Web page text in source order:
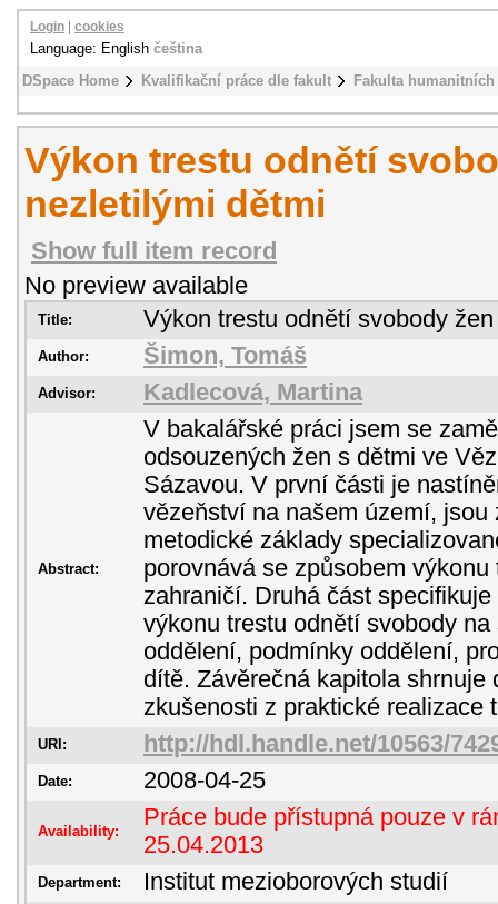
DSpace Home Kvalifikační práce dle fakult Fakulta
Login cookies
Language: English čeština
Výkon trestu odnětí
nezletilými dětmi
Show full item record
No preview available
Title: Výkon trestu odnětí svobody
Author: Šimon, Tomáš
Advisor: Kadlecová, Martina
Abstract:
V bakalářské práci jsem se
odsouzených žen s dětmi ve
Sázavou. V první části je
vězeňství na našem území, jsou
metodické základy
porovnává se způsobem
zahraničí. Druhá část
výkonu trestu odnětí svobody
oddělení, podmínky oddělení,
dítě. Závěrečná kapitola shrnuje
zkušenosti z praktické realizace
URI: http://hdl.handle.net/10563/
Date: 2008-04-25
Availability:
Práce bude přístupná pouze v
25.04.2013
Department: Institut mezioborových studií